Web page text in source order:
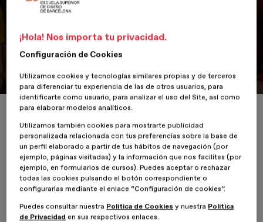
votasteis los proyectos del primer
LAB
Inicio ESDESIGNERS Más de 2.000 seguidores votasteis los
ESDESIGN celebró del 7 al 10 de mayo en Barcelona, ciudad
referente dentro del mundo del diseño, la primera edición del
ESDESIGN, un laboratorio itinerante y multidisciplinar con el fin de
¡Hola! Nos importa tu privacidad.
Configuración de Cookies
Utilizamos cookies y tecnologías similares propias y de terceros
para diferenciar tu experiencia de las de otros usuarios, para
identificarte como usuario, para analizar el uso del Site, así como
para elaborar modelos analíticos.
Utilizamos también cookies para mostrarte publicidad
personalizada relacionada con tus preferencias sobre la base de
un perfil elaborado a partir de tus hábitos de navegación (por
ejemplo, páginas visitadas) y la información que nos facilites (por
ejemplo, en formularios de cursos). Puedes aceptar o rechazar
todas las cookies pulsando el botón correspondiente o
configurarlas mediante el enlace “Configuración de cookies”.
Puedes consultar nuestra Política de Cookies y nuestra Política
de Privacidad en sus respectivos enlaces.